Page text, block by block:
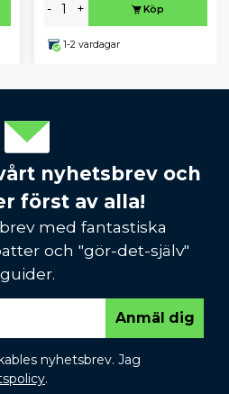
- + Köp
1-2 vardagar
nyhetsbrev och
först av alla!
med fantastiska
och "gör-det-själv"
guider.
Anmäl dig
nyhetsbrev. Jag
.